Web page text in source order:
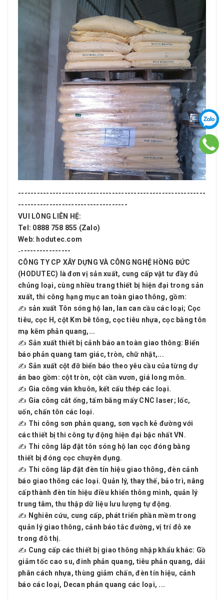
------------------------------------------------------------
-----------------------------------
VUI LÒNG LIÊN HỆ:
Tel: 0888 758 855 (Zalo)
Web: hodutec.com
‐----------------
CÔNG TY CP XÂY DỰNG VÀ CÔNG NGHỆ HỒNG ĐỨC
(HODUTEC) là đơn vị sản xuất, cung cấp vật tư đầy đủ
chủng loại, cùng nhiều trang thiết bị hiện đại trong sản
xuất, thi công hạng mục an toàn giao thông, gồm:
✍ sản xuất Tôn sóng hộ lan, lan can cầu các loại; Cọc
tiêu, cọc H, cột Km bê tông, cọc tiêu nhựa, cọc bằng tôn
mạ kẽm phản quang,...
✍ Sản xuất thiết bị cảnh báo an toàn giao thông: Biển
báo phản quang tam giác, tròn, chữ nhật,...
✍ Sản xuất cột đỡ biển báo theo yêu cầu của từng dự
án bao gồm: cột tròn, cột cần vươn, giá long môn.
✍ Gia công ván khuôn, kết cấu thép các loại.
✍ Gia công cắt ống, tấm bằng mấy CNC laser; lốc,
uốn, chấn tôn các loại.
✍ Thi công sơn phản quang, sơn vạch kẻ đường với
các thiết bị thi công tự động hiện đại bậc nhất VN.
✍ Thi công lắp đặt tôn sóng hộ lan cọc đóng bằng
thiết bị đóng cọc chuyên dụng.
✍ Thi công lắp đặt đèn tín hiệu giao thông, đèn cảnh
báo giao thông các loại. Quản lý, thay thế, bảo trì, nâng
cấp thành đèn tín hiệu điều khiển thông mình, quản lý
trung tâm, thu thập dữ liệu lưu lượng tự động.
✍ Nghiên cứu, cung cấp, phát triển phần mềm trong
quản lý giao thông, cảnh báo tắc đường, vị trí đỗ xe
trong đô thị.
✍ Cung cấp các thiết bị giao thông nhập khẩu khác: Gồ
giảm tốc cao su, đinh phản quang, tiêu phản quang, dải
phân cách nhựa, thùng giảm chấn, đèn tín hiệu, cảnh
báo các loại, Decan phản quang các loại, ...